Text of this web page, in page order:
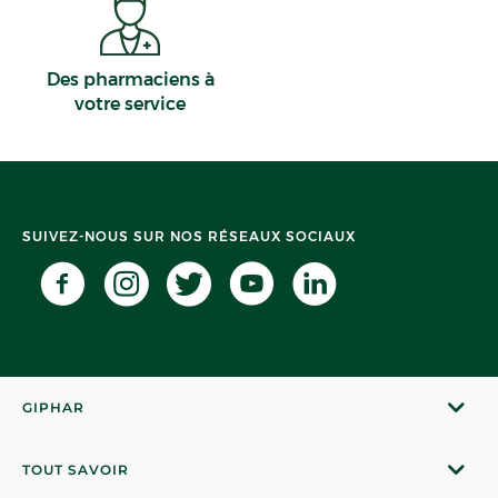
Des pharmaciens à
votre service
SUIVEZ-NOUS SUR NOS RÉSEAUX SOCIAUX
GIPHAR
TOUT SAVOIR